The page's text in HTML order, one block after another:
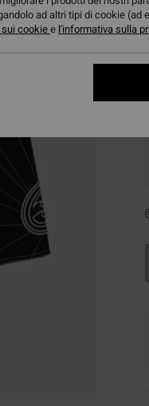
ad altri tipi di cookie (ad
cookiee l'informativa sulla